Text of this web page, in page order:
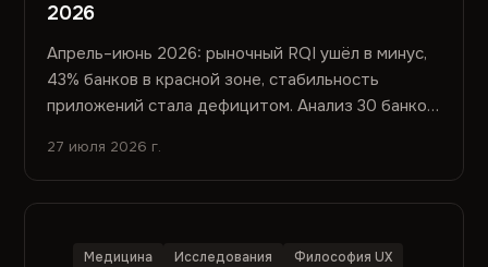
2026
Апрель–июнь 2026: рыночный RQI ушёл в минус,
43% банков в красной зоне, стабильность
приложений стала дефицитом. Анализ 30 банков,
27 июля 2026 г.
Медицина Исследования Философия UX